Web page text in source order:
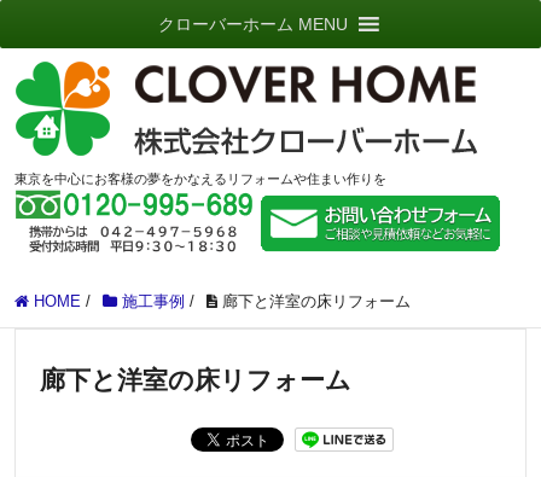
東京を中心にお客様の夢をかなえるリフォームや住まい作りを
クローバーホーム MENU
HOME / 施工事例 / 廊下と洋室の床リフォーム
廊下と洋室の床リフォーム